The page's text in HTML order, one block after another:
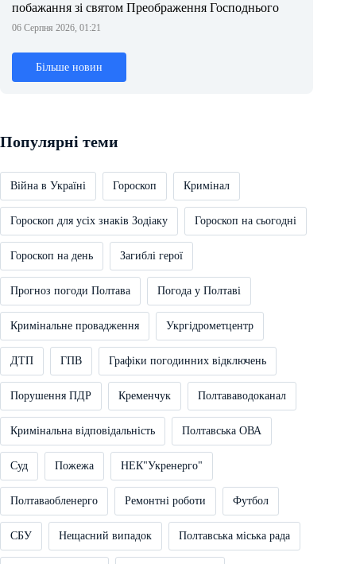
побажання зі святом Преображення Господнього
06 Серпня 2026, 01:21
Більше новин
Популярні теми
Війна в Україні Гороскоп Кримінал
Гороскоп для усіх знаків Зодіаку Гороскоп на сьогодні
Гороскоп на день Загиблі герої
Прогноз погоди Полтава Погода у Полтаві
Кримінальне провадження Укргідрометцентр
ДТП ГПВ Графіки погодинних відключень
Порушення ПДР Кременчук Полтававодоканал
Кримінальна відповідальність Полтавська ОВА
Суд Пожежа НЕК"Укренерго"
Полтаваобленерго Ремонтні роботи Футбол
СБУ Нещасний випадок Полтавська міська рада